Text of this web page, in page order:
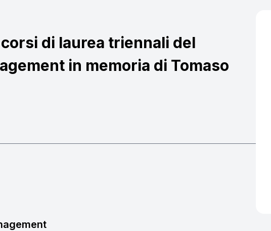
di laurea triennali del
in memoria di Tomaso